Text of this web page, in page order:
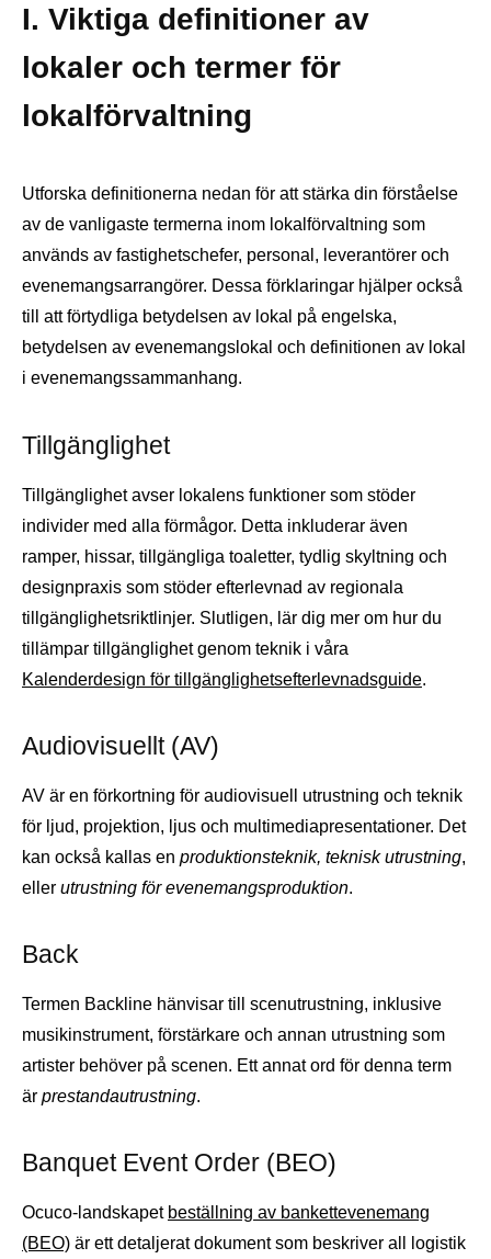
I. Viktiga definitioner av
lokaler och termer för
lokalförvaltning
Utforska definitionerna nedan för att stärka din förståelse
av de vanligaste termerna inom lokalförvaltning som
används av fastighetschefer, personal, leverantörer och
evenemangsarrangörer. Dessa förklaringar hjälper också
till att förtydliga betydelsen av lokal på engelska,
betydelsen av evenemangslokal och definitionen av lokal
i evenemangssammanhang.
Tillgänglighet
Tillgänglighet avser lokalens funktioner som stöder
individer med alla förmågor. Detta inkluderar även
ramper, hissar, tillgängliga toaletter, tydlig skyltning och
designpraxis som stöder efterlevnad av regionala
tillgänglighetsriktlinjer. Slutligen, lär dig mer om hur du
tillämpar tillgänglighet genom teknik i våra
Kalenderdesign för tillgänglighetsefterlevnadsguide.
Audiovisuellt (AV)
AV är en förkortning för audiovisuell utrustning och teknik
för ljud, projektion, ljus och multimediapresentationer. Det
kan också kallas en produktionsteknik, teknisk utrustning,
eller utrustning för evenemangsproduktion.
Back
Termen Backline hänvisar till scenutrustning, inklusive
musikinstrument, förstärkare och annan utrustning som
artister behöver på scenen. Ett annat ord för denna term
är prestandautrustning.
Banquet Event Order (BEO)
Ocuco-landskapet beställning av bankettevenemang
(BEO) är ett detaljerat dokument som beskriver all logistik